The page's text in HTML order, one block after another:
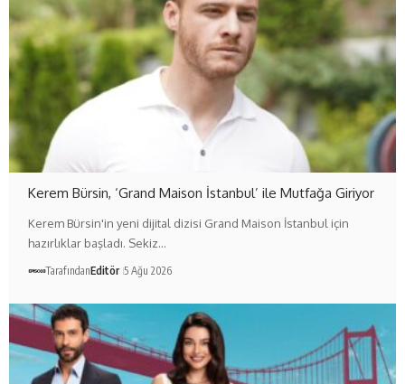
Kerem Bürsin, ‘Grand Maison İstanbul’ ile Mutfağa Giriyor
Kerem Bürsin'in yeni dijital dizisi Grand Maison İstanbul için
hazırlıklar başladı. Sekiz…
TarafındanEditör 5 Ağu 2026